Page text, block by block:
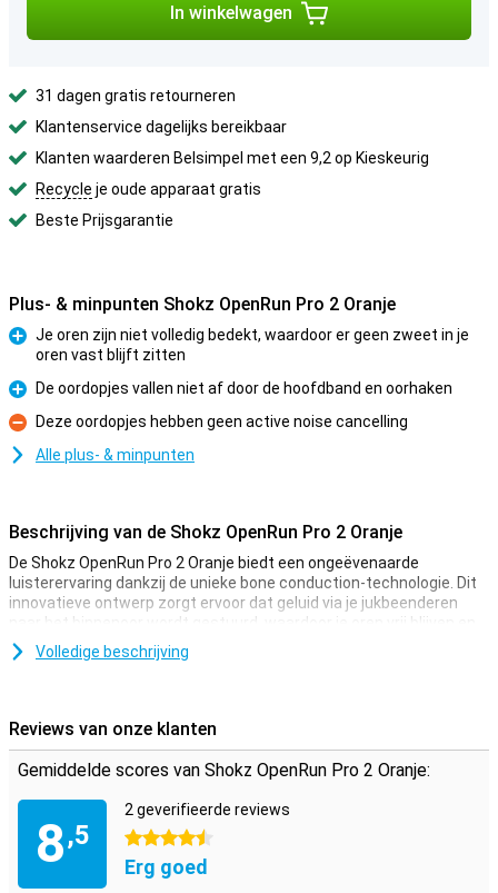
In winkelwagen
31 dagen gratis retourneren
Klantenservice dagelijks bereikbaar
Klanten waarderen Belsimpel met een 9,2 op Kieskeurig
Recycle je oude apparaat gratis
Beste Prijsgarantie
Plus- & minpunten Shokz OpenRun Pro 2 Oranje
Pluspunt
Je oren zijn niet volledig bedekt, waardoor er geen zweet in je
oren vast blijft zitten
Pluspunt
De oordopjes vallen niet af door de hoofdband en oorhaken
Minpunt
Deze oordopjes hebben geen active noise cancelling
Alle plus- & minpunten
Beschrijving van de Shokz OpenRun Pro 2 Oranje
De Shokz OpenRun Pro 2 Oranje biedt een ongeëvenaarde
luisterervaring dankzij de unieke bone conduction-technologie. Dit
innovatieve ontwerp zorgt ervoor dat geluid via je jukbeenderen
naar het binnenoor wordt gestuurd, waardoor je oren vrij blijven en
je bewust blijft van je omgeving. Met een batterijduur van maar
liefst 12 uur en een snellaadfunctie die 2,5 uur afspeeltijd biedt na
Ideaal voor sporters
De Shokz OpenRun Pro 2 is perfect voor sporters. Dankzij het open-
ear design worden je oren niet bedekt, zodat zweet niet opgesloten
raakt en je oren schoon blijven tijdens je training. De stevige
hoofdband en oorklemmen zorgen ervoor dat de hoofdtelefoon
stevig blijft zitten, zelfs tijdens intensieve workouts. Bovendien is
het ontwerp waterbestendig met een IP55 certificering, dus zweet
Volledige beschrijving
Reviews van onze klanten
Gemiddelde scores van Shokz OpenRun Pro 2 Oranje:
8,5
2 geverifieerde reviews
4.5 sterren
Erg goed